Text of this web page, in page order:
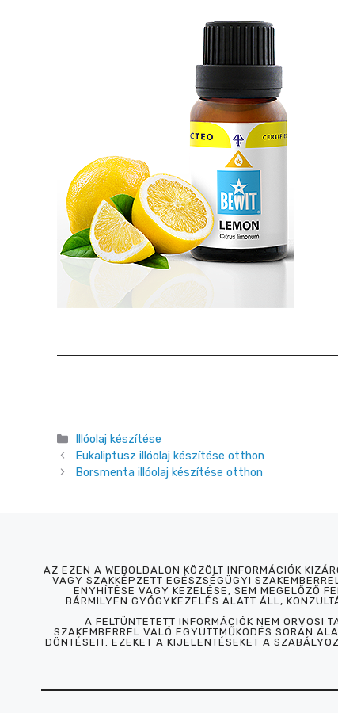
Kategória
Illóolaj készítése
Eukaliptusz illóolaj készítése otthon
Borsmenta illóolaj készítése otthon
AZ EZEN A WEBOLDALON KÖZÖLT INFORMÁCIÓK
VAGY SZAKKÉPZETT EGÉSZSÉGÜGYI
ENYHÍTÉSE VAGY KEZELÉSE, SEM MEGELŐZŐ
BÁRMILYEN GYÓGYKEZELÉS ALATT ÁLL,
A FELTÜNTETETT INFORMÁCIÓK NEM ORVOSI
SZAKEMBERREL VALÓ EGYÜTTMŰKÖDÉS SORÁN
DÖNTÉSEIT. EZEKET A KIJELENTÉSEKET A